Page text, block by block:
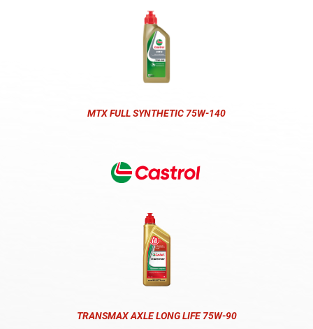
MTX FULL SYNTHETIC 75W-140
TRANSMAX AXLE LONG LIFE 75W-90